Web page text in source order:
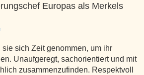
Europas als Merkels
sich Zeit genommen, um ihr
Unaufgeregt, sachorientiert und mit
zusammenzufinden. Respektvoll